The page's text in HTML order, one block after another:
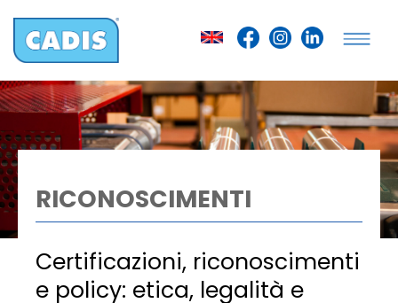
RICONOSCIMENTI
Certificazioni, riconoscimenti
e policy: etica, legalità e